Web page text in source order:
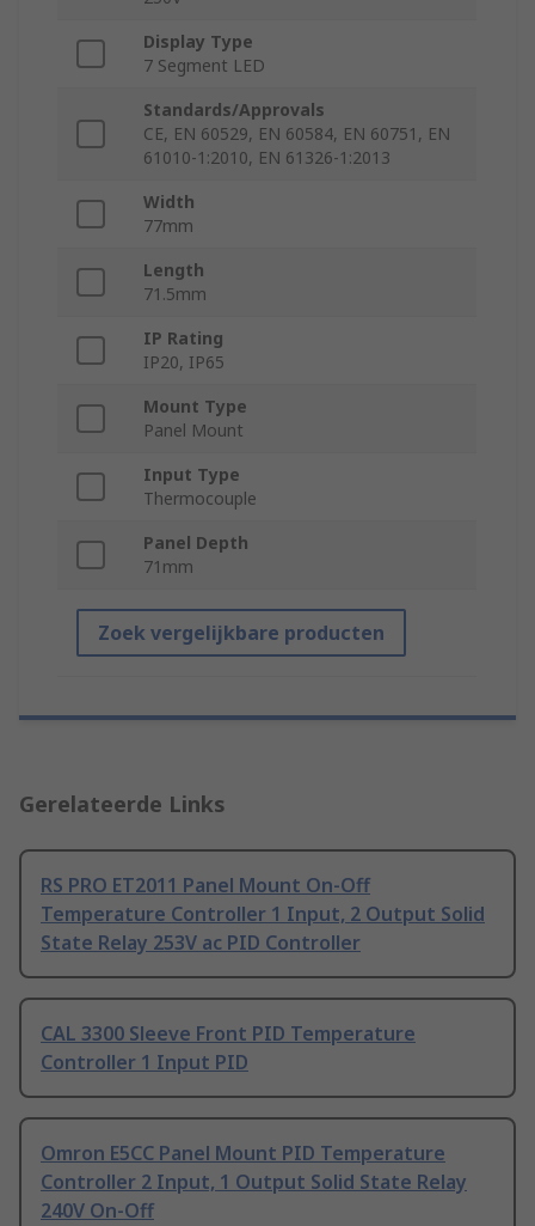
Display Type
7 Segment LED
Standards/Approvals
CE, EN 60529, EN 60584, EN 60751, EN
61010-1:2010, EN 61326-1:2013
Width
77mm
Length
71.5mm
IP Rating
IP20, IP65
Mount Type
Panel Mount
Input Type
Thermocouple
Panel Depth
71mm
Zoek vergelijkbare producten
Gerelateerde Links
RS PRO ET2011 Panel Mount On-Off
Temperature Controller 1 Input, 2 Output Solid
State Relay 253V ac PID Controller
CAL 3300 Sleeve Front PID Temperature
Controller 1 Input PID
Omron E5CC Panel Mount PID Temperature
Controller 2 Input, 1 Output Solid State Relay
240V On-Off